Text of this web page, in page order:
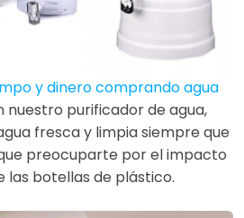
y dinero comprando agua
nuestro purificador de agua,
fresca y limpia siempre que
preocuparte por el impacto
las botellas de plástico.